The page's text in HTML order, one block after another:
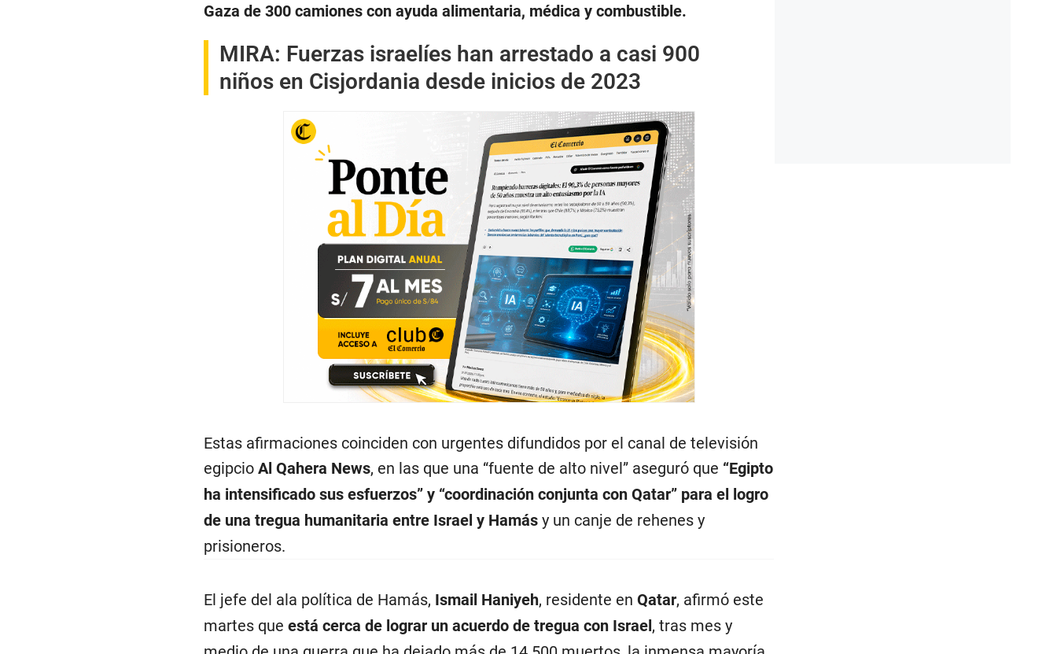
Gaza de 300 camiones con ayuda alimentaria, médica y combustible.
MIRA: Fuerzas israelíes han arrestado a casi 900
niños en Cisjordania desde inicios de 2023
Estas afirmaciones coinciden con urgentes difundidos por el canal de televisión
egipcio Al Qahera News, en las que una “fuente de alto nivel” aseguró que “Egipto
ha intensificado sus esfuerzos” y “coordinación conjunta con Qatar” para el logro
de una tregua humanitaria entre Israel y Hamás y un canje de rehenes y
prisioneros.
El jefe del ala política de Hamás, Ismail Haniyeh, residente en Qatar, afirmó este
martes que está cerca de lograr un acuerdo de tregua con Israel, tras mes y